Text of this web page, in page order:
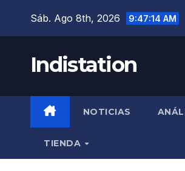
Sáb. Ago 8th, 2026 9:47:14 AM
Indistation
NOTICIAS
TIENDA